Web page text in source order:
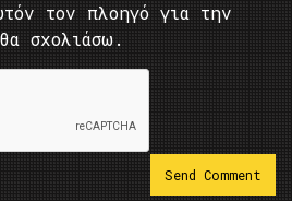
τον πλοηγό για την
σχολιάσω.